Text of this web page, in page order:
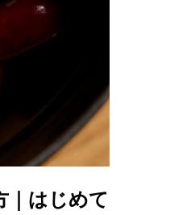
｜はじめて